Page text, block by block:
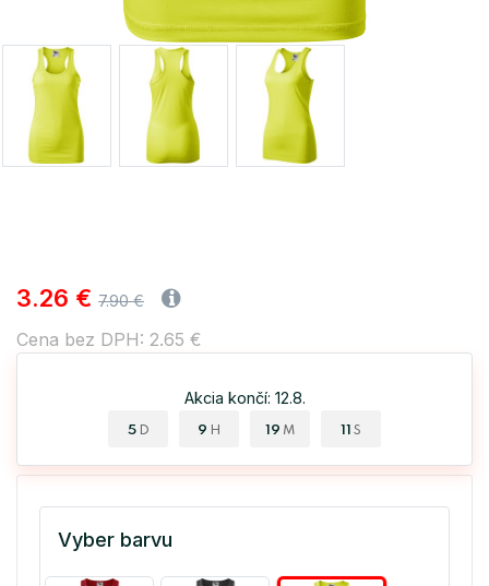
3.26 € 7.90 €
Cena bez DPH: 2.65 €
Akcia končí: 12.8.
5 D 9 H 19 M 10S
Vyber barvu